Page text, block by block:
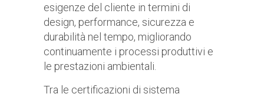
esigenze del cliente in termini di
design, performance, sicurezza e
durabilità nel tempo, migliorando
continuamente i processi produttivi e
le prestazioni ambientali.
Tra le certificazioni di sistema